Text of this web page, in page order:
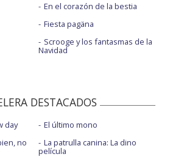
En el corazón de la bestia
Fiesta pagäna
Scrooge y los fantasmas de la
Navidad
DESTACADOS
day
no
El último mono
La patrulla canina: La dino
película